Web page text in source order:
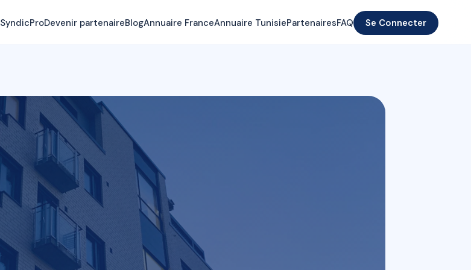
SyndicProDevenir partenaireBlogAnnuaire FranceAnnuaire TunisiePartenairesFAQ Se Connecter